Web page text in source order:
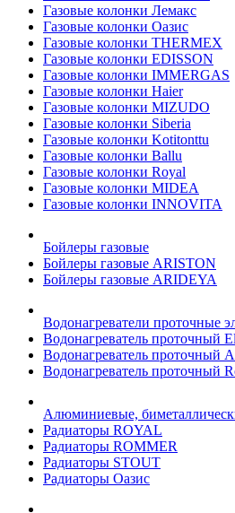
Газовые колонки Лемакс
Газовые колонки Оазис
Газовые колонки THERMEX
Газовые колонки EDISSON
Газовые колонки IMMERGAS
Газовые колонки Haier
Газовые колонки MIZUDO
Газовые колонки Siberia
Газовые колонки Kotitonttu
Газовые колонки Ballu
Газовые колонки Royal
Газовые колонки MIDEA
Газовые колонки INNOVITA
Бойлеры газовые
Бойлеры газовые ARISTON
Бойлеры газовые ARIDEYA
Водонагреватели проточные
Водонагреватель проточный
Водонагреватель проточный
Водонагреватель проточный
Алюминиевые,
Радиаторы ROYAL
Радиаторы ROMMER
Радиаторы STOUT
Радиаторы Оазис